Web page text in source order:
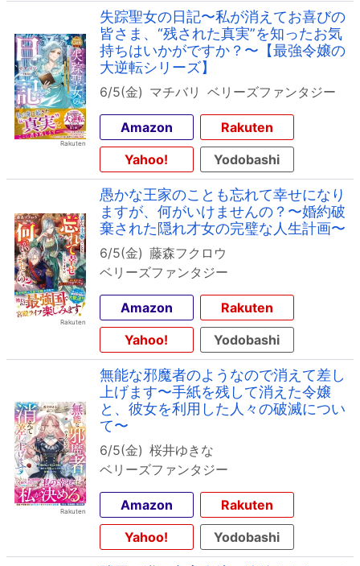
失踪聖女の日記〜私が消えてお喜びの
皆さま、“残された真実”を知ったお気
持ちはいかがですか？〜【最強令嬢の
大逆転シリーズ】
6/5(金) マチバリ ベリーズファンタジー
Amazon
Rakuten
Yahoo!
Yodobashi
愚かな王家のことも忘れて幸せになり
ますが、何がいけませんの？〜婚約破
棄された隠れ才女の完璧な人生計画〜
6/5(金) 藤森フクロウ
ベリーズファンタジー
Amazon
Rakuten
Yahoo!
Yodobashi
無能な邪魔者のようなので消えて差し
上げます〜手紙を残して消えた令嬢
と、彼女を利用した人々の破滅につい
て〜
6/5(金) 桜井ゆきな
ベリーズファンタジー
Amazon
Rakuten
Yahoo!
Yodobashi